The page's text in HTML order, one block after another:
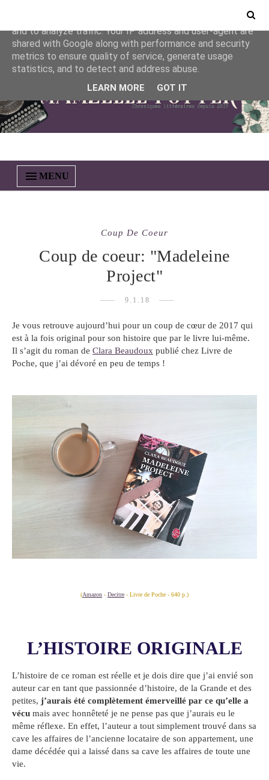
MENU
Coup De Coeur
Coup de coeur: "Madeleine
Project"
9.1.18
Je vous retrouve aujourd’hui pour un coup de cœur de 2017 qui
est à la fois original pour son histoire que par le livre lui-même.
Il s’agit du roman de Clara Beaudoux publié chez Livre de
Poche, que j’ai dévoré en peu de temps !
(Amazon - Decitre - Livre de Poche - 640 p.)
L’HISTOIRE ORIGINALE
L’histoire de ce roman est réelle et je dois dire que j’ai envié son
auteur car en tant que passionnée d’histoire, de la Grande et des
petites, j’aurais été complètement émerveillé par ce qu’elle a
vécu mais avec honnêteté je ne pense pas que j’aurais eu le
même réflexe. En effet, l’auteur a tout simplement trouvé dans sa
cave les affaires de l’ancienne locataire de son appartement, une
dame décédée qui a laissé dans sa cave les affaires de toute une
vie.
This site uses cookies from Google to deliver its services
and to analyze traffic. Your IP address and user-agent are
shared with Google along with performance and security
metrics to ensure quality of service, generate usage
statistics, and to detect and address abuse.
LEARN MORE GOT IT